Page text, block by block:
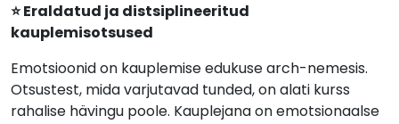
⭐ Eraldatud ja distsiplineeritud
kauplemisotsused
Emotsioonid on kauplemise edukuse arch-nemesis.
Otsustest, mida varjutavad tunded, on alati kurss
rahalise hävingu poole. Kauplejana on emotsionaalse